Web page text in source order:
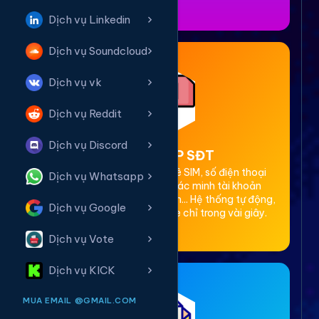
Dịch vụ Linkedin
Dịch vụ Soundcloud
Dịch vụ vk
Dịch vụ Reddit
Dịch vụ Discord
Dịch vụ Whatsapp
Dịch vụ Google
Dịch vụ Vote
Dịch vụ KICK
MUA EMAIL @GMAIL.COM
2. Thuê OTP SĐT
Cung cấp dịch vụ cho thuê SIM, số điện thoại
(SĐT) để nhận mã OTP xác minh tài khoản
Facebook, Google, Telegram... Hệ thống tự động,
bảo mật, giá rẻ, nhận code chỉ trong vài giây.